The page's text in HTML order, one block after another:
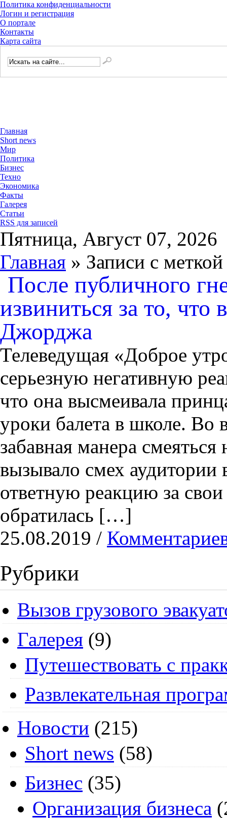
Политика конфиденциальности
Логин и регистрация
О портале
Контакты
Карта сайта
Главная
Short news
Мир
Политика
Бизнес
Техно
Экономика
Факты
Галерея
Статьи
RSS для записей
Пятница, Август 07, 2026
Главная » Записи с
После публичного
извиниться за то, что
Джорджа
Телеведущая «Доброе
серьезную негативную
что она высмеивала
уроки балета в школе.
забавная манера
вызывало смех
ответную реакцию за
обратилась […]
25.08.2019 /
Рубрики
Вызов грузового
Галерея (9)
Путешествовать с
Развлекательная
Новости (215)
Short news (58)
Бизнес (35)
Организация бизнеса